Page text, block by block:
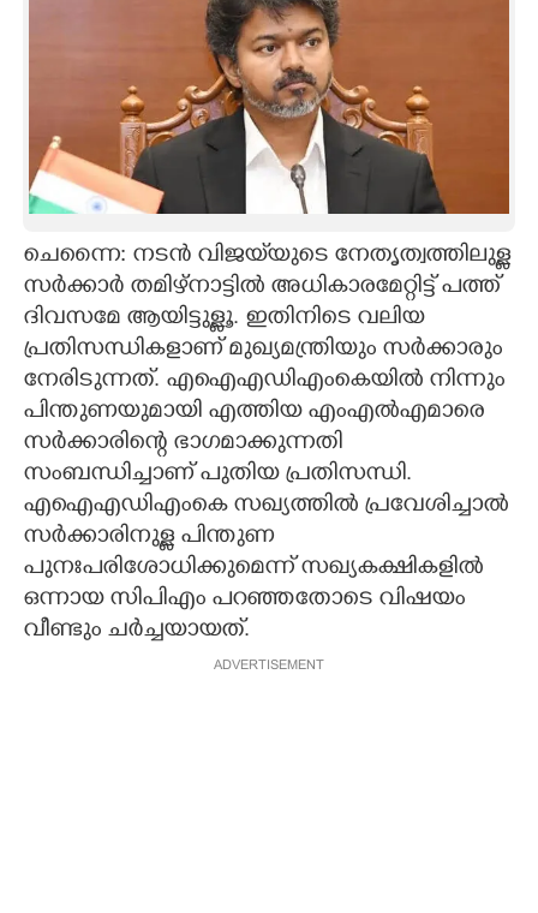
ASTRO
CARTOONS
LITERATURE
ZOOM
CONTACT US
ചെന്നൈ: നടൻ വിജയ്‌യുടെ നേതൃത്വത്തിലുള്ള
സർക്കാർ തമിഴ്നാട്ടിൽ അധികാരമേറ്റിട്ട് പത്ത്
ദിവസമേ ആയിട്ടുള്ളൂ. ഇതിനിടെ വലിയ
പ്രതിസന്ധികളാണ് മുഖ്യമന്ത്രിയും സർക്കാരും
നേരിടുന്നത്. എഐഎഡിഎംകെയിൽ നിന്നും
പിന്തുണയുമായി എത്തിയ എംഎൽഎമാരെ
സർക്കാരിന്റെ ഭാഗമാക്കുന്നതി
സംബന്ധിച്ചാണ് പുതിയ പ്രതിസന്ധി.
എഐഎഡിഎംകെ സഖ്യത്തിൽ പ്രവേശിച്ചാൽ
സർക്കാരിനുള്ള പിന്തുണ
പുനഃപരിശോധിക്കുമെന്ന് സഖ്യകക്ഷികളിൽ
ഒന്നായ സിപിഎം പറഞ്ഞതോടെ വിഷയം
വീണ്ടും ചർച്ചയായത്.
ADVERTISEMENT